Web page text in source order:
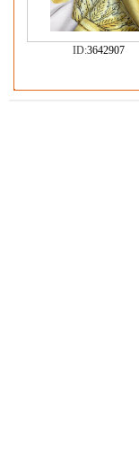
ID:3642907